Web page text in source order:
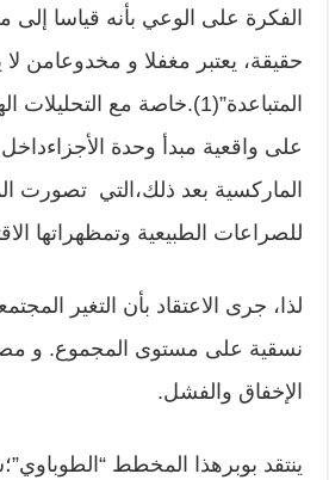
الفكرة على الوعي بأنه قياسا
حقيقة، يعتبر مغفلا و مخدوعامن لا
المتباعدة”(1).خاصة مع
على واقعية مبدأ وحدة
الماركسية بعد ذلك،التي تصورت
للصراعات الطبيعية وتمظهراتها
لذا، جرى الاعتقاد بأن التغير
نسقية على مستوى المجموع. و
الإخفاق والفشل.
ينتقد بوبرهذا المخطط